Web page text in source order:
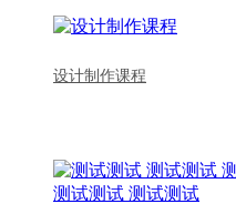
设计制作课程